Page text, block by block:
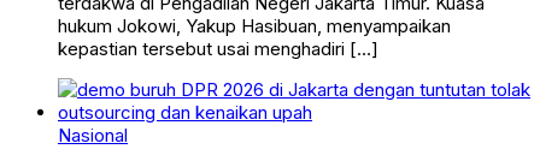
hukum Jokowi, Yakup Hasibuan, menyampaikan
kepastian tersebut usai menghadiri […]
Nasional